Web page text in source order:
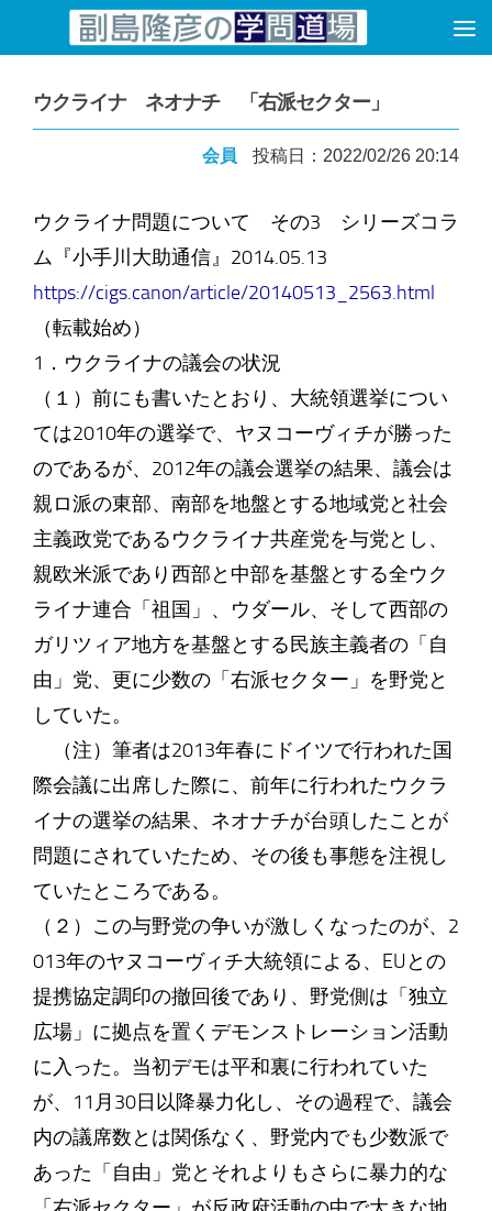
コンテンツへスキップ
ウクライナ ネオナチ 「右派セクター」
会員 投稿日：2022/02/26 20:14
ウクライナ問題について その3 シリーズコラ
ム『小手川大助通信』2014.05.13
https://cigs.canon/article/20140513_2563.html
（転載始め）
1．ウクライナの議会の状況
（１）前にも書いたとおり、大統領選挙につい
ては2010年の選挙で、ヤヌコーヴィチが勝った
のであるが、2012年の議会選挙の結果、議会は
親ロ派の東部、南部を地盤とする地域党と社会
主義政党であるウクライナ共産党を与党とし、
親欧米派であり西部と中部を基盤とする全ウク
ライナ連合「祖国」、ウダール、そして西部の
ガリツィア地方を基盤とする民族主義者の「自
由」党、更に少数の「右派セクター」を野党と
していた。
（注）筆者は2013年春にドイツで行われた国
際会議に出席した際に、前年に行われたウクラ
イナの選挙の結果、ネオナチが台頭したことが
問題にされていたため、その後も事態を注視し
ていたところである。
（２）この与野党の争いが激しくなったのが、2
013年のヤヌコーヴィチ大統領による、EUとの
提携協定調印の撤回後であり、野党側は「独立
広場」に拠点を置くデモンストレーション活動
に入った。当初デモは平和裏に行われていた
が、11月30日以降暴力化し、その過程で、議会
内の議席数とは関係なく、野党内でも少数派で
あった「自由」党とそれよりもさらに暴力的な